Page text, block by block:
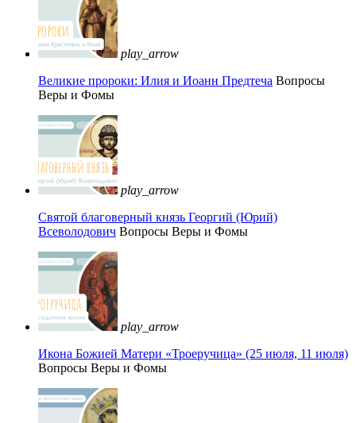
play_arrow
Великие пророки: Илия и Иоанн Предтеча Вопросы
Веры и Фомы
play_arrow
Святой благоверный князь Георгий (Юрий)
Всеволодович Вопросы Веры и Фомы
play_arrow
Икона Божией Матери «Троеручица» (25 июля, 11 июля)
Вопросы Веры и Фомы